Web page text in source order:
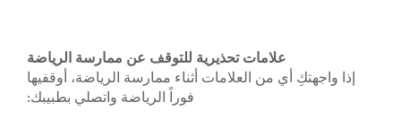
علامات تحذيرية للتوقف عن ممارسة الرياضة
إذا واجهتكِ أي من العلامات أثناء ممارسة الرياضة، أوقفيها
فوراً الرياضة واتصلي بطبيبك: